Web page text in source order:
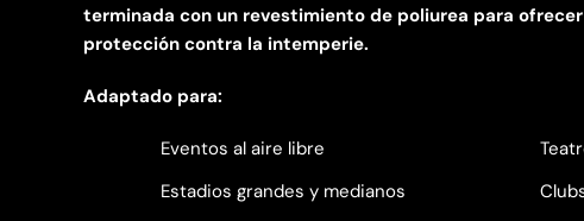
terminada con un revestimiento de poliurea para
protección contra la intemperie.
Adaptado para:
Eventos al aire libre
Estadios grandes y medianos